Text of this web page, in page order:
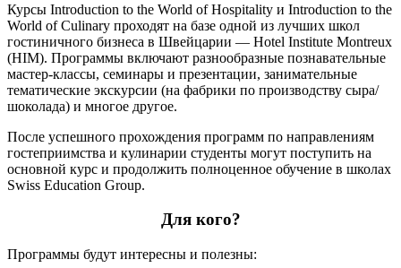
Курсы Introduction to the World of Hospitality и Introduction to the
World of Culinary проходят на базе одной из лучших школ
гостиничного бизнеса в Швейцарии — Нotel Institute Montreux
(HIM). Программы включают разнообразные познавательные
мастер-классы, семинары и презентации, занимательные
тематические экскурсии (на фабрики по производству сыра/
шоколада) и многое другое.
После успешного прохождения программ по направлениям
гостеприимства и кулинарии студенты могут поступить на
основной курс и продолжить полноценное обучение в школах
Swiss Education Group.
Для кого?
Программы будут интересны и полезны: